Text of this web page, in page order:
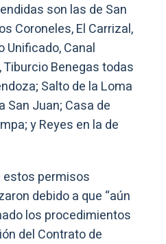
son las de San
Coroneles, El Carrizal,
Unificado, Canal
Benegas todas
Salto de la Loma
San Juan; Casa de
y Reyes en la de
estos permisos
debido a que “aún
los procedimientos
del Contrato de